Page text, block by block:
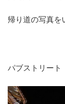
帰り道の写真を
パブストリート